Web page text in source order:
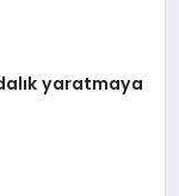
ık yaratmaya